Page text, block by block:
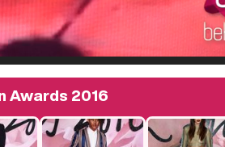
Awards 2016